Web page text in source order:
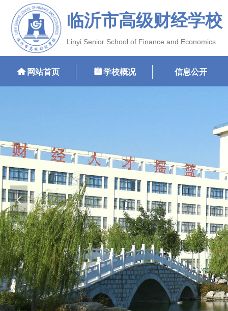
临沂市高级财经学校
Linyi Senior School of Finance and Economics
넳
낀 网站首页 뀳 学校概况 信息公开